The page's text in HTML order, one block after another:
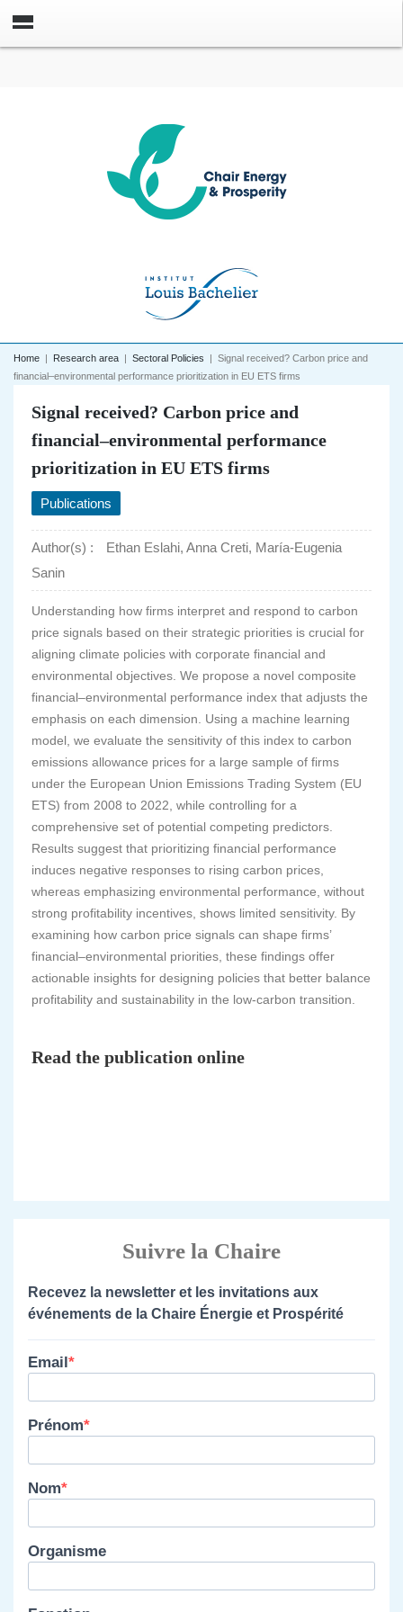
Home | Research area | Sectoral Policies | Signal received? Carbon price and
financial–environmental performance prioritization in EU ETS firms
Signal received? Carbon price and
financial–environmental performance
prioritization in EU ETS firms
Publications
Author(s) :
Ethan Eslahi, Anna Creti, María-Eugenia
Sanin
Understanding how firms interpret and respond to carbon
price signals based on their strategic priorities is crucial for
aligning climate policies with corporate financial and
environmental objectives. We propose a novel composite
financial–environmental performance index that adjusts the
emphasis on each dimension. Using a machine learning
model, we evaluate the sensitivity of this index to carbon
emissions allowance prices for a large sample of firms
under the European Union Emissions Trading System (EU
ETS) from 2008 to 2022, while controlling for a
comprehensive set of potential competing predictors.
Results suggest that prioritizing financial performance
induces negative responses to rising carbon prices,
whereas emphasizing environmental performance, without
strong profitability incentives, shows limited sensitivity. By
examining how carbon price signals can shape firms’
financial–environmental priorities, these findings offer
actionable insights for designing policies that better balance
profitability and sustainability in the low-carbon transition.
Read the publication online
Suivre la Chaire
Recevez la newsletter et les invitations aux
événements de la Chaire Énergie et Prospérité
Email
Prénom
Nom
Organisme